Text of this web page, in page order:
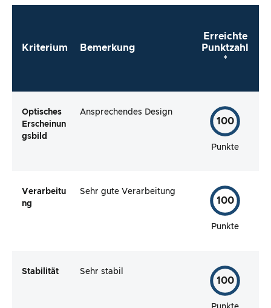
Kriterium Bemerkung
Erreichte
Punktzahl
*
Optisches
Erscheinun
gsbild
Ansprechendes Design
100
Punkte
Verarbeitu
ng
Sehr gute Verarbeitung
100
Punkte
Stabilität Sehr stabil
100